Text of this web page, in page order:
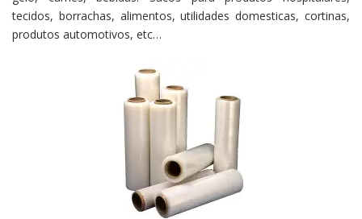
tecidos, borrachas, alimentos, utilidades domesticas, cortinas,
produtos automotivos, etc…